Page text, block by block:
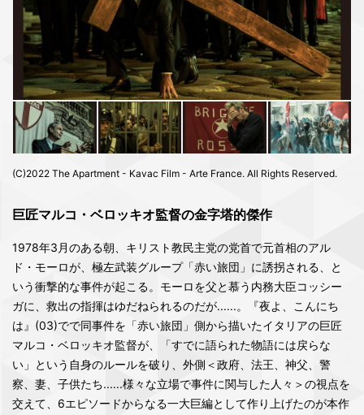
(C)2022 The Apartment - Kavac Film - Arte France. All Rights Reserved.
巨匠マルコ・ベロッキオ監督の金字塔的傑作
1978年3月のある朝、キリスト教民主党の党首で元首相のアル
ド・モーロが、極左武装グループ「赤い旅団」に誘拐される、と
いう衝撃的な事件が起こる。モーロを父と慕う内務大臣コッシー
ガに、救出の指揮はゆだねられるのだが......。『夜よ、こんにち
は』(03)でで同事件を「赤い旅団」側から描いたイタリアの巨匠
マルコ・ベロッキオ監督が、「すでに語られた物語には戻らな
い」という自身のルールを破り、外側＜政府、法王、神父、警
察、妻、子供たち......様々な立場で事件に関与した人々＞の視点を
交えて、6エピソードからなる一大巨編として作り上げたのが本作